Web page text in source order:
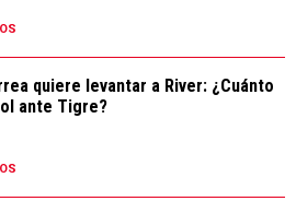
quiere levantar a River: ¿Cuánto
ante Tigre?